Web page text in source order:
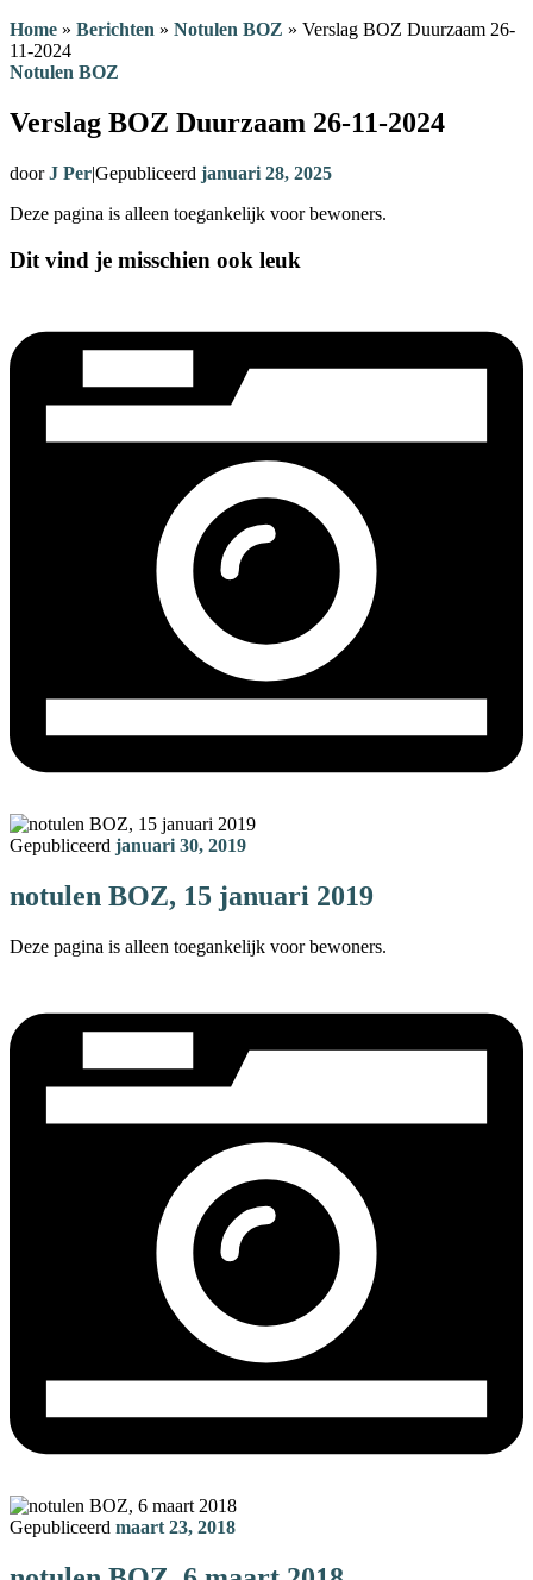
Home » Berichten » Notulen BOZ » Verslag BOZ Duurzaam 26-
11-2024
Notulen BOZ
Verslag BOZ Duurzaam 26-11-2024
doorJ Per|Gepubliceerd januari 28, 2025
Deze pagina is alleen toegankelijk voor bewoners.
Dit vind je misschien ook leuk
Gepubliceerd januari 30, 2019
notulen BOZ, 15 januari 2019
Deze pagina is alleen toegankelijk voor bewoners.
Gepubliceerd maart 23, 2018